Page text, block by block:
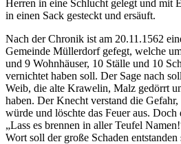
Herren in eine Schlucht gelegt und mit
in einen Sack gesteckt und ersäuft.
Nach der Chronik ist am 20.11.1562
Gemeinde Müllerdorf gefegt, welche
und 9 Wohnhäuser, 10 Ställe und 10
vernichtet haben soll. Der Sage nach
Weib, die alte Krawelin, Malz gedörrt
haben. Der Knecht verstand die Gefahr,
würde und löschte das Feuer aus. Doch
„Lass es brennen in aller Teufel
Wort soll der große Schaden entstanden